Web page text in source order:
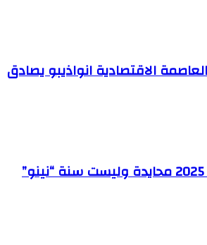
الاقتصادية انواذيبو يصادق
مدير بهيئة الأرصاد: 2025 محايدة وليست سنة “نينو”